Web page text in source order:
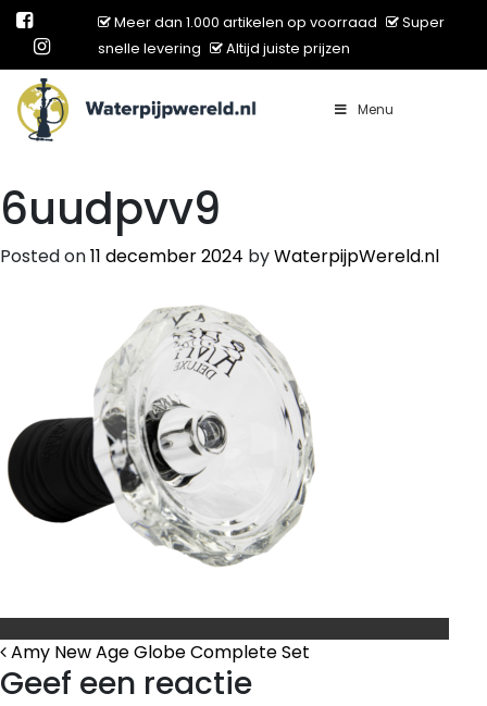
Meer dan 1.000 artikelen op voorraad
Super
snelle levering
Altijd juiste prijzen
Main Navigation Menu
6uudpvv9
Posted on11 december 2024 byWaterpijpWereld.nl
Bericht Navigatie
Amy New Age Globe Complete Set
Geef een reactie